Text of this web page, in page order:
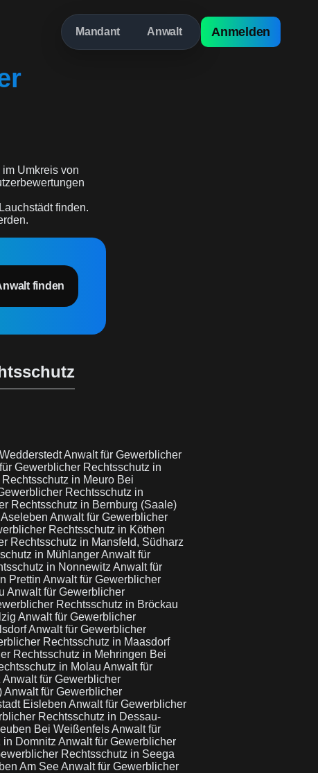
Mandant Anwalt Anmelden
im Umkreis von
finden.
finden
Anwalt für Gewerblicher
Gewerblicher Rechtsschutz in
in Meuro Bei
Rechtsschutz in
Rechtsschutz in Bernburg (Saale)
Anwalt für Gewerblicher
Rechtsschutz in Köthen
Rechtsschutz in Mansfeld, Südharz
in MühlangerAnwalt für
in Nonnewitz Anwalt für
Prettin Anwalt für Gewerblicher
Anwalt für Gewerblicher
Rechtsschutz in Bröckau
Anwalt für Gewerblicher
Anwalt für Gewerblicher
Rechtsschutz in Maasdorf
Rechtsschutz in Mehringen Bei
in Molau Anwalt für
Anwalt für Gewerblicher
Anwalt für Gewerblicher
Eisleben Anwalt für Gewerblicher
Rechtsschutz in Dessau-
Bei WeißenfelsAnwalt für
in Domnitz Anwalt für Gewerblicher
Rechtsschutz in Seega
Am SeeAnwalt für Gewerblicher